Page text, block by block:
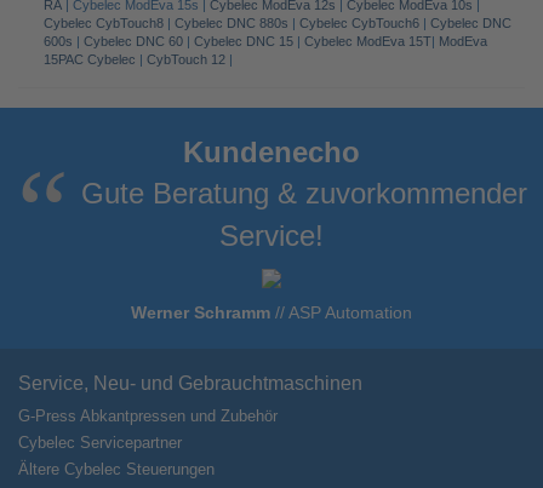
RA | Cybelec ModEva 15s | Cybelec ModEva 12s Cybelec ModEva 10s
Cybelec CybTouch8 | Cybelec DNC 880s | Cybelec CybTouch6 | Cybelec DNC
600s | Cybelec DNC 60 | Cybelec DNC 15 | Cybelec ModEva 15T| ModEva
15PAC Cybelec | CybTouch 12 |
Kundenecho
Gute Beratung & zuvorkommender
Service!
Werner Schramm //ASP Automation
Service, Neu- und Gebrauchtmaschinen
G-Press Abkantpressen und Zubehör
Cybelec Servicepartner
Ältere Cybelec Steuerungen